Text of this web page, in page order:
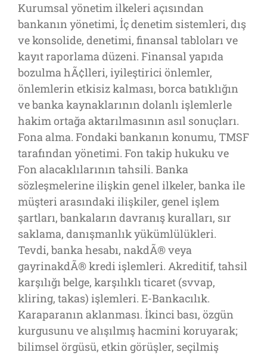
Kurumsal yönetim ilkeleri açısından
bankanın yönetimi, İç denetim sistemleri, dış
ve konsolide, denetimi, finansal tabloları ve
kayıt raporlama düzeni. Finansal yapıda
bozulma hÃ¢lleri, iyileştirici önlemler,
önlemlerin etkisiz kalması, borca batıklığın
ve banka kaynaklarının dolanlı işlemlerle
hakim ortağa aktarılmasının asıl sonuçları.
Fona alma. Fondaki bankanın konumu, TMSF
tarafından yönetimi. Fon takip hukuku ve
Fon alacaklılarının tahsili. Banka
sözleşmelerine ilişkin genel ilkeler, banka ile
müşteri arasındaki ilişkiler, genel işlem
şartları, bankaların davranış kuralları, sır
saklama, danışmanlık yükümlülükleri.
Tevdi, banka hesabı, nakdÃ® veya
gayrinakdÃ® kredi işlemleri. Akreditif, tahsil
karşılığı belge, karşılıklı ticaret (svvap,
kliring, takas) işlemleri. E-Bankacılık.
Karaparanın aklanması. İkinci bası, özgün
kurgusunu ve alışılmış hacmini koruyarak;
bilimsel örgüsü, etkin görüşler, seçilmiş